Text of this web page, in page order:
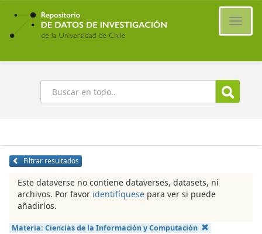
Ir
contenido
principal
Buscar
Filtrar resultados
Este dataverse no contiene dataverses, datasets, ni
archivos. Por favor identifíquese para ver si puede
añadirlos.
Materia: Ciencias de la Información y Computación